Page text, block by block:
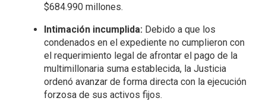
$684.990 millones.
Intimación incumplida: Debido a que los
condenados en el expediente no cumplieron con
el requerimiento legal de afrontar el pago de la
multimillonaria suma establecida, la Justicia
ordenó avanzar de forma directa con la ejecución
forzosa de sus activos fijos.